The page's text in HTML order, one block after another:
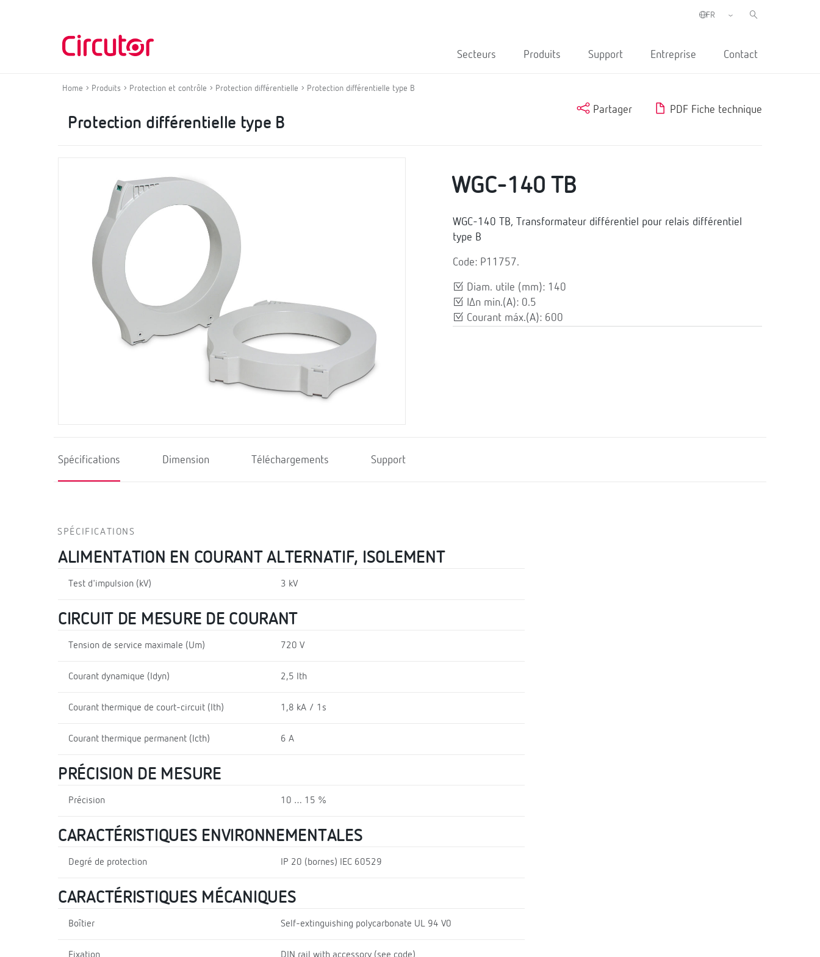
Secteurs Produits Support Entreprise Contact
Home Produits Protection et contrôle Protection différentielle Protection différentielle type B
Protection différentielle type B
Partager PDF Fiche technique
WGC-140 TB
WGC-140 TB, Transformateur différentiel pour relais différentiel
type B
Code: P11757.
Diam. utile (mm): 140
IΔn min.(A): 0.5
Courant máx.(A): 600
Spécifications Dimension Téléchargements Support
SPÉCIFICATIONS
ALIMENTATION EN COURANT ALTERNATIF, ISOLEMENT
Test d'impulsion (kV) 3 kV
CIRCUIT DE MESURE DE COURANT
Tension de service maximale (Um) 720 V
Courant dynamique (Idyn) 2,5 Ith
Courant thermique de court-circuit (Ith) 1,8 kA / 1s
Courant thermique permanent (Icth) 6 A
PRÉCISION DE MESURE
Précision 10 … 15 %
CARACTÉRISTIQUES ENVIRONNEMENTALES
Degré de protection IP 20 (bornes) IEC 60529
CARACTÉRISTIQUES MÉCANIQUES
Boîtier Self-extinguishing polycarbonate UL 94 V0
Fixation DIN rail with accessory (see code)